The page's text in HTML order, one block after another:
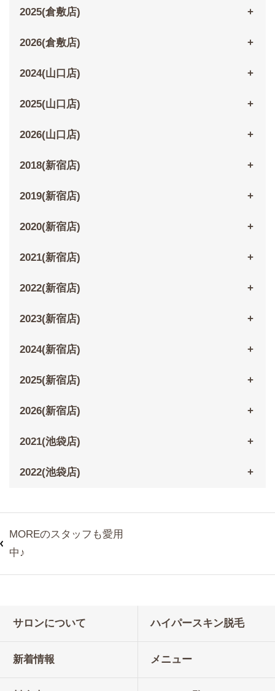
2025(倉敷店)
2026(倉敷店)
2024(山口店)
2025(山口店)
2026(山口店)
2018(新宿店)
2019(新宿店)
2020(新宿店)
2021(新宿店)
2022(新宿店)
2023(新宿店)
2024(新宿店)
2025(新宿店)
2026(新宿店)
2021(池袋店)
2022(池袋店)
MOREのスタッフも愛用
中♪
サロンについて ハイパースキン脱毛
新着情報 メニュー